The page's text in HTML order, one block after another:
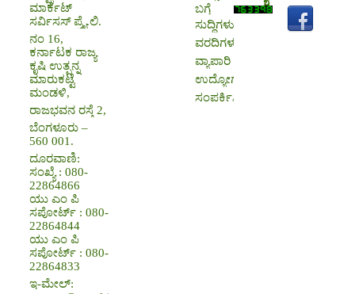
ಮಾರ್ಕೆಟ್
ಸರ್ವಿಸಸ್ ಪ್ರೈ.ಲಿ.
ನಂ 16,
ಕರ್ನಾಟಕ ರಾಜ್ಯ
ಕೃಷಿ ಉತ್ಪನ್ನ
ಮಾರುಕಟ್ಟೆ
ಮಂಡಳಿ,
ರಾಜಭವನ ರಸ್ತೆ 2,
ಬೆಂಗಳೂರು –
560 001.
ದೂರವಾಣಿ:
ಸಂಖ್ಯೆ : 080-
22864866
ಯು ಎಂ ಪಿ
ಸಪೋರ್ಟ್ : 080-
22864844
ಯು ಎಂ ಪಿ
ಸಪೋರ್ಟ್ : 080-
22864833
ಇ-ಮೇಲ್:
ಬಗ್ಗೆ
ಸುದ್ದಿಗಳು
ವರದಿಗಳು
ವ್ಯಾಪಾರಿ
ಉದ್ಯೋಗಾವಕಾಶಗಳು
ಸಂಪರ್ಕಿಸಿ